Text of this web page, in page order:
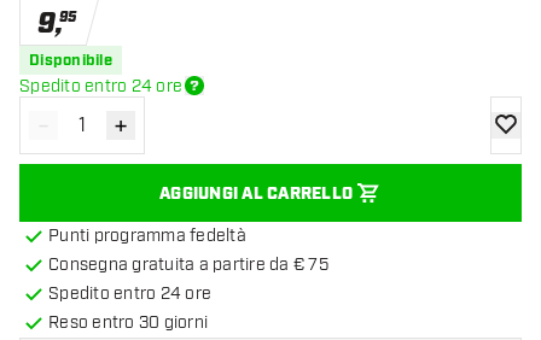
9,95
Disponibile
Spedito entro 24 ore
Diminuisci quantità
- Aumenta quantità
+
AGGIUNGI AL CARRELLO
Punti programma fedeltà
Consegna gratuita a partire da € 75
Spedito entro 24 ore
Reso entro 30 giorni